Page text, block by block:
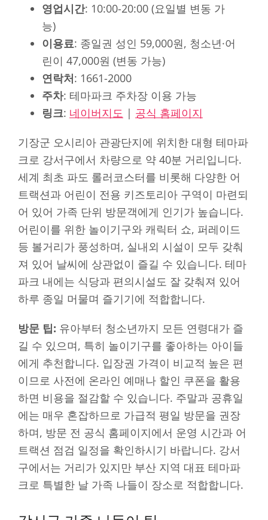
영업시간: 10:00-20:00 (요일별 변동 가
능)
이용료: 종일권 성인 59,000원, 청소년·어
린이 47,000원 (변동 가능)
연락처: 1661-2000
주차: 테마파크 주차장 이용 가능
링크: 네이버지도 | 공식 홈페이지
기장군 오시리아 관광단지에 위치한 대형 테마파
크로 강서구에서 차량으로 약 40분 거리입니다.
세계 최초 파도 롤러코스터를 비롯해 다양한 어
트랙션과 어린이 전용 키즈토리아 구역이 마련되
어 있어 가족 단위 방문객에게 인기가 높습니다.
어린이를 위한 놀이기구와 캐릭터 쇼, 퍼레이드
등 볼거리가 풍성하며, 실내외 시설이 모두 갖춰
져 있어 날씨에 상관없이 즐길 수 있습니다. 테마
파크 내에는 식당과 편의시설도 잘 갖춰져 있어
하루 종일 머물며 즐기기에 적합합니다.
방문 팁: 유아부터 청소년까지 모든 연령대가 즐
길 수 있으며, 특히 놀이기구를 좋아하는 아이들
에게 추천합니다. 입장권 가격이 비교적 높은 편
이므로 사전에 온라인 예매나 할인 쿠폰을 활용
하면 비용을 절감할 수 있습니다. 주말과 공휴일
에는 매우 혼잡하므로 가급적 평일 방문을 권장
하며, 방문 전 공식 홈페이지에서 운영 시간과 어
트랙션 점검 일정을 확인하시기 바랍니다. 강서
구에서는 거리가 있지만 부산 지역 대표 테마파
크로 특별한 날 가족 나들이 장소로 적합합니다.